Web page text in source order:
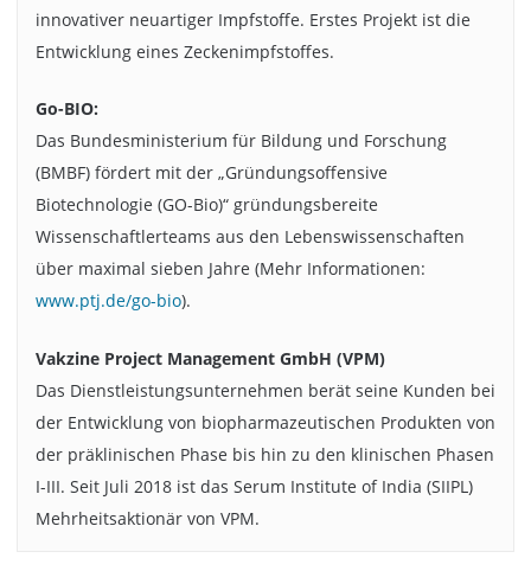
innovativer neuartiger Impfstoffe. Erstes Projekt ist die
Entwicklung eines Zeckenimpfstoffes.
Go-BIO:
Das Bundesministerium für Bildung und Forschung
(BMBF) fördert mit der „Gründungsoffensive
Biotechnologie (GO-Bio)“ gründungsbereite
Wissenschaftlerteams aus den Lebenswissenschaften
über maximal sieben Jahre (Mehr Informationen:
www.ptj.de/go-bio).
Vakzine Project Management GmbH (VPM)
Das Dienstleistungsunternehmen berät seine Kunden bei
der Entwicklung von biopharmazeutischen Produkten von
der präklinischen Phase bis hin zu den klinischen Phasen
I-III. Seit Juli 2018 ist das Serum Institute of India (SIIPL)
Mehrheitsaktionär von VPM.